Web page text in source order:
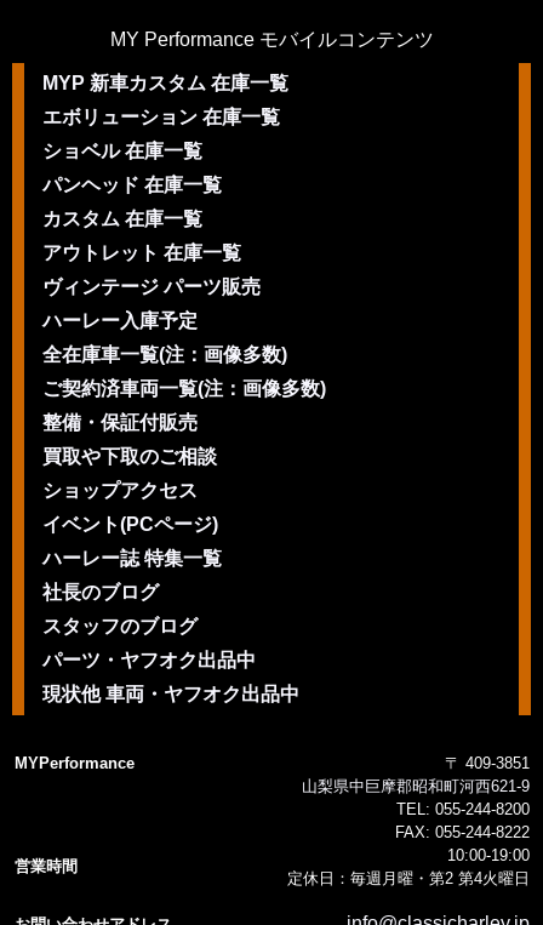
MY Performance モバイルコンテンツ
MYP 新車カスタム 在庫一覧
エボリューション 在庫一覧
ショベル 在庫一覧
パンヘッド 在庫一覧
カスタム 在庫一覧
アウトレット 在庫一覧
ヴィンテージ パーツ販売
ハーレー入庫予定
全在庫車一覧(注：画像多数)
ご契約済車両一覧(注：画像多数)
整備・保証付販売
買取や下取のご相談
ショップアクセス
イベント(PCページ)
ハーレー誌 特集一覧
社長のブログ
スタッフのブログ
パーツ・ヤフオク出品中
現状他 車両・ヤフオク出品中
MYPerformance
〒 409-3851
山梨県中巨摩郡昭和町河西621-9
TEL: 055-244-8200
FAX: 055-244-8222
営業時間
10:00-19:00
定休日：毎週月曜・第2 第4火曜日